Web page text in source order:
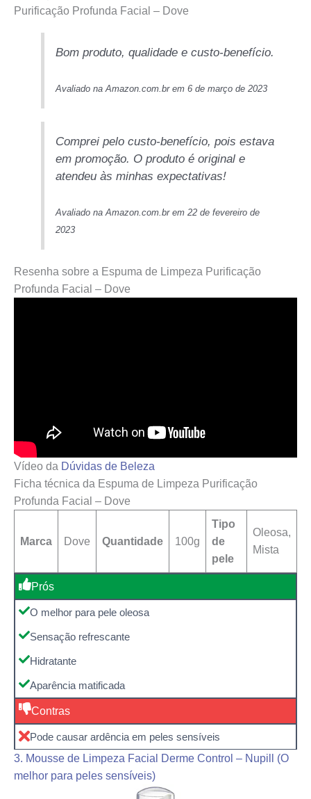
Purificação Profunda Facial – Dove
Bom produto, qualidade e custo-benefício.
Avaliado na Amazon.com.br em 6 de março de 2023
Comprei pelo custo-benefício, pois estava
em promoção. O produto é original e
atendeu às minhas expectativas!
Avaliado na Amazon.com.br em 22 de fevereiro de
2023
Resenha sobre a Espuma de Limpeza Purificação
Profunda Facial – Dove
Vídeo da Dúvidas de Beleza
Ficha técnica da Espuma de Limpeza Purificação
Profunda Facial – Dove
Marca Dove Quantidade 100g
Tipo
de
pele
Oleosa,
Mista
Prós
O melhor para pele oleosa
Sensação refrescante
Hidratante
Aparência matificada
Contras
Pode causar ardência em peles sensíveis
3. Mousse de Limpeza Facial Derme Control – Nupill (O
melhor para peles sensíveis)